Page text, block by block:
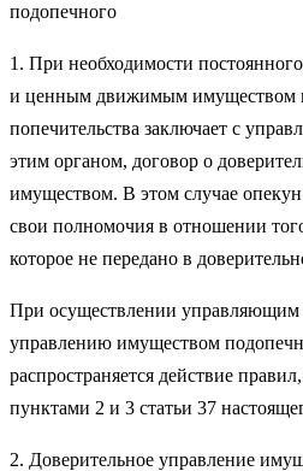
подопечного
1. При необходимости
и ценным движимым имуществом
попечительства заключает с
этим органом, договор о
имуществом. В этом случае
свои полномочия в отношении
которое не передано в
При осуществлении
управлению имуществом
распространяется действие
пунктами 2 и 3 статьи 37
2. Доверительное управление